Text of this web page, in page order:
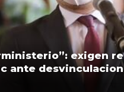
exigen
ante